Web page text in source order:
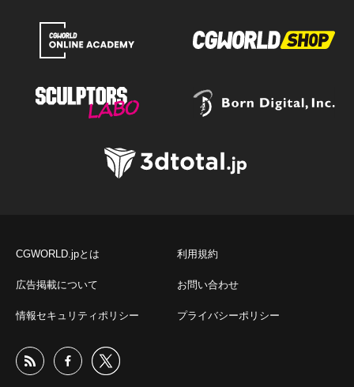
CGWORLD.jpとは 利用規約
広告掲載について お問い合わせ
情報セキュリティポリシー プライバシーポリシー